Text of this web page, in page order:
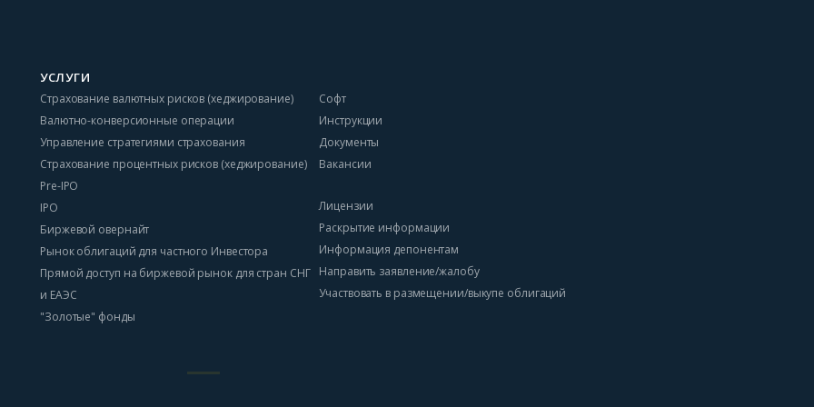
УСЛУГИ
Страхование валютных рисков (хеджирование)
Валютно-конверсионные операции
Управление стратегиями страхования
Страхование процентных рисков (хеджирование)
Pre-IPO
IPO
Биржевой овернайт
Рынок облигаций для частного Инвестора
Прямой доступ на биржевой рынок для стран СНГ
и ЕАЭС
"Золотые" фонды
Софт
Инструкции
Документы
Вакансии
Лицензии
Раскрытие информации
Информация депонентам
Направить заявление/жалобу
Участвовать в размещении/выкупе облигаций